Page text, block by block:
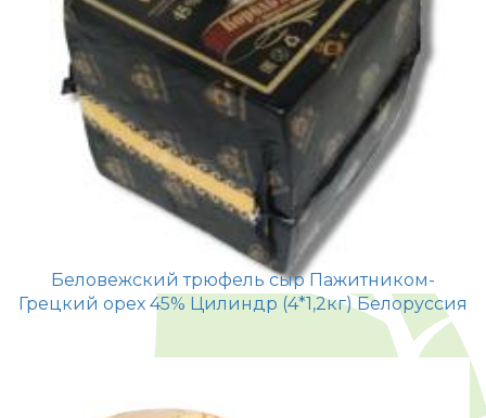
Беловежский трюфель сыр Пажитником-
Грецкий орех 45% Цилиндр (4*1,2кг) Белоруссия